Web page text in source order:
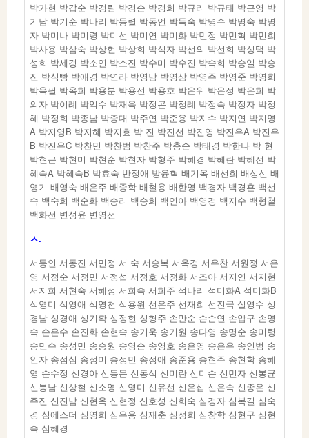
박가현 박갑순 박경림 박경순 박경희 박규리 박규태 박근영 박
기남 박기순 박나리 박동렬 박동언 박득숙 박명수 박명숙 박명
자 박미나 박미령 박미선 박미연 박미화 박민정 박민혁 박민희
박사용 박삼숙 박상현 박상희 박석자 박선의 박선희 박성택 박
성희 박세경 박소연 박소진 박수미 박수진 박숙희 박승일 박승
진 박식빵 박애경 박연라 박영남 박영삼 박영주 박영준 박영희
박옥필 박옥희 박용분 박용선 박용호 박은위 박은정 박은희 박
의자 박이례 박익수 박재욱 박정곤 박정례 박정숙 박정자 박정
혜 박정희 박종남 박종대 박주연 박준용 박지수 박지연 박지영
A 박지영B 박지혜 박지효 박 진 박진선 박진영 박진우A 박진우
B 박진우C 박찬민 박찬범 박찬주 박충순 박태경 박한나 박 현
박현근 박현미 박현순 박현자 박형주 박혜경 박혜란 박혜선 박
혜숙A 박혜숙B 박효숙 반정애 방윤혁 배기옥 배선희 배성신 배
영기 배영숙 배은주 배종학 배철용 배한영 백경자 백경흔 백선
숙 백숙희 백순화 백승리 백승희 백연아 백영경 백지수 백형철
백화선 변성윤 변영선
ㅅ.
서동인 서동진 서민정 서 숙 서승복 서옥경 서우찬 서원정 서은
영 서점순 서정민 서정섭 서정호 서정화 서조아 서지연 서지현
서지희 서현숙 서혜정 서희숙 서희주 석나리 석미화A 석미화B
석영미 석영애 석영천 석용원 선은주 선재희 선진국 설영수 성
경남 성경애 성기확 성정현 성형주 손만순 손순연 손압구 손영
숙 손은수 손진화 손현숙 송기욱 송기원 송다영 송명순 송미령
송민수 송성민 송승원 송영순 송영호 송은영 송은우 송인범 송
인자 송점심 송정미 송정민 송정애 송준용 송현주 송현학 송혜
영 순수정 신경아 신동문 신동석 신미란 신미순 신민자 신봉균
신봉남 신상철 신소영 신영미 신유선 신은섭 신은숙 신종은 신
주진 신진남 신현옥 신현정 신호성 신희숙 심경자 심복길 심숙
경 심에스더 심영희 심우용 심재춘 심정희 심창학 심현구 심현
숙 심혜경